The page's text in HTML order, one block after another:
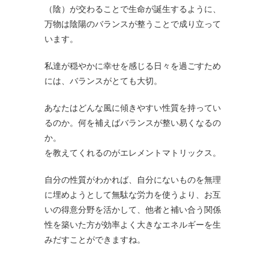
（陰）が交わることで生命が誕生するように、
万物は陰陽のバランスが整うことで成り立って
います。
私達が穏やかに幸せを感じる日々を過ごすため
には、バランスがとても大切。
あなたはどんな風に傾きやすい性質を持ってい
るのか。何を補えばバランスが整い易くなるの
か。
を教えてくれるのがエレメントマトリックス。
自分の性質がわかれば、自分にないものを無理
に埋めようとして無駄な労力を使うより、お互
いの得意分野を活かして、他者と補い合う関係
性を築いた方が効率よく大きなエネルギーを生
みだすことができますね。